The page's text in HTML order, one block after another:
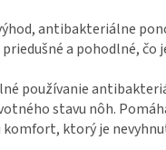
antibakteriálne
a pohodlné,
používanie
stavu nôh.
ktorý je